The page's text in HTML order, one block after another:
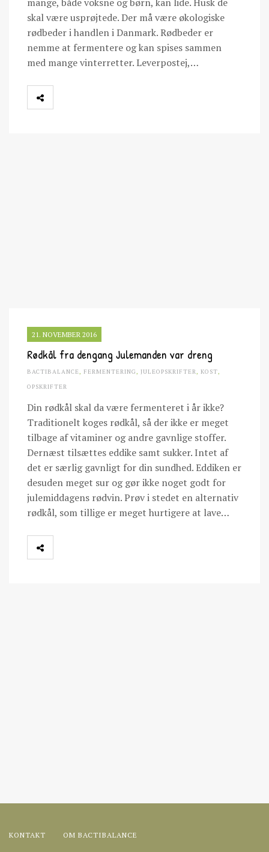
skal være usprøjtede. Der må være økologiske
rødbeder i handlen i Danmark. Rødbeder er
nemme at fermentere og kan spises sammen
med mange vinterretter. Leverpostej,…
21. NOVEMBER 2016
Rødkål fra dengang Julemanden var dreng
BACTIBALANCE, FERMENTERING, JULEOPSKRIFTER, KOST,
OPSKRIFTER
Din rødkål skal da være fermenteret i år ikke?
Traditionelt koges rødkål, så der ikke er meget
tilbage af vitaminer og andre gavnlige stoffer.
Dernæst tilsættes eddike samt sukker. Intet af
det er særlig gavnligt for din sundhed. Eddiken er
desuden meget sur og gør ikke noget godt for
julemiddagens rødvin. Prøv i stedet en alternativ
rødkål, som tillige er meget hurtigere at lave…
KONTAKT OM BACTIBALANCE